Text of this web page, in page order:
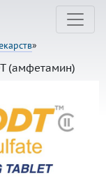
»
(амфетамин)